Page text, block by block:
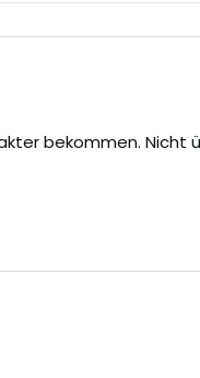
bekommen. Nicht